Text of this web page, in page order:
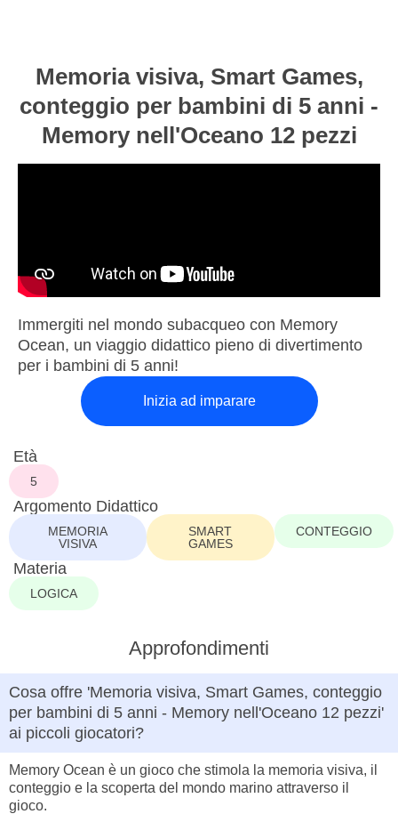
Memoria visiva, Smart Games,
conteggio per bambini di 5 anni -
Memory nell'Oceano 12 pezzi
Immergiti nel mondo subacqueo con Memory
Ocean, un viaggio didattico pieno di divertimento
per i bambini di 5 anni!
Inizia ad imparare
Età
5
Argomento Didattico
MEMORIA
VISIVA
SMART
GAMES
CONTEGGIO
Materia
LOGICA
Approfondimenti
Cosa offre 'Memoria visiva, Smart Games, conteggio
per bambini di 5 anni - Memory nell'Oceano 12 pezzi'
ai piccoli giocatori?
Memory Ocean è un gioco che stimola la memoria visiva, il
conteggio e la scoperta del mondo marino attraverso il
gioco.